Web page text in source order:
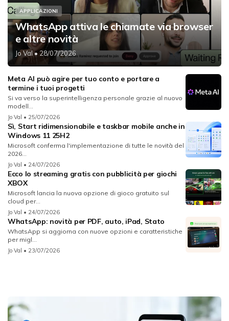
APPLICAZIONI
WhatsApp attiva le chiamate via browser
e altre novità
Jo Val• 28/07/2026
Meta AI può agire per tuo conto e portare a
termine i tuoi progetti
Si va verso la superintelligenza personale grazie al nuovo
modell...
Jo Val • 25/07/2026
Sì, Start ridimensionabile e taskbar mobile anche in
Windows 11 25H2
Microsoft conferma l'implementazione di tutte le novità del
2026...
Jo Val • 24/07/2026
Ecco lo streaming gratis con pubblicità per giochi
XBOX
Microsoft lancia la nuova opzione di gioco gratuito sul
cloud per...
Jo Val • 24/07/2026
WhatsApp: novità per PDF, auto, iPad, Stato
WhatsApp si aggiorna con nuove opzioni e caratteristiche
per migl...
Jo Val • 23/07/2026